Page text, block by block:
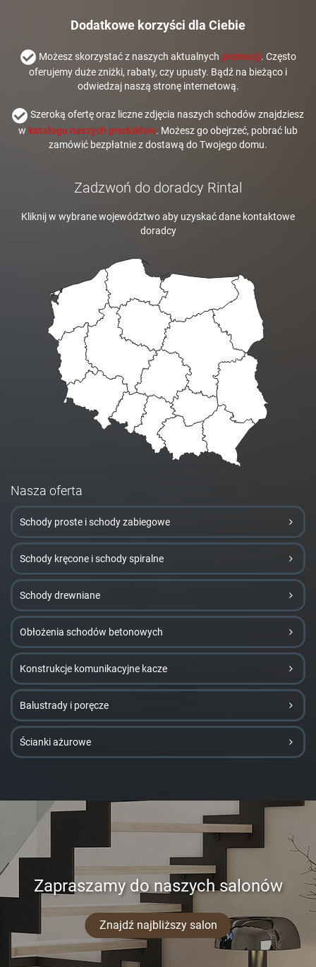
Dodatkowe korzyści dla Ciebie
Możesz skorzystać z naszych aktualnych promocji. Często
oferujemy duże zniżki, rabaty, czy upusty. Bądź na bieżąco i
odwiedzaj naszą stronę internetową.
Szeroką ofertę oraz liczne zdjęcia naszych schodów znajdziesz
w katalogu naszych produktów. Możesz go obejrzeć, pobrać lub
zamówić bezpłatnie z dostawą do Twojego domu.
Zadzwoń do doradcy Rintal
Kliknij w wybrane województwo aby uzyskać dane kontaktowe
doradcy
Nasza oferta
Schody proste i schody zabiegowe
Schody kręcone i schody spiralne
Schody drewniane
Obłożenia schodów betonowych
Konstrukcje komunikacyjne kacze
Balustrady i poręcze
Ścianki ażurowe
Zapraszamy do naszych salonów
Znajdź najbliższy salon